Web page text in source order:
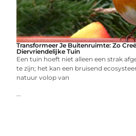
Transformeer Je Buitenruimte: Zo
Diervriendelijke Tuin
Een tuin hoeft niet alleen een strak
te zijn; het kan een bruisend
natuur volop van
...